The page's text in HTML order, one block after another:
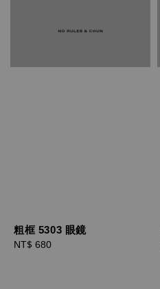
粗框 5303 眼鏡
Regular
NT$ 680